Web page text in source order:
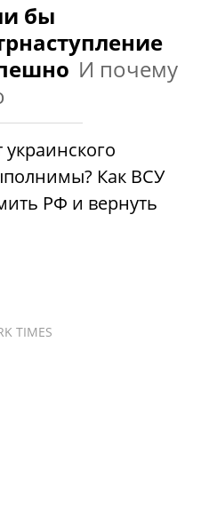
бы
И почему
Как ВСУ
РФ и вернуть
TIMES